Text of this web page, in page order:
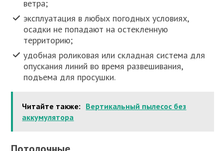
ветра;
эксплуатация в любых погодных условиях,
осадки не попадают на остекленную
территорию;
удобная роликовая или складная система для
опускания линий во время развешивания,
подъема для просушки.
Читайте также: Вертикальный пылесос без
аккумулятора